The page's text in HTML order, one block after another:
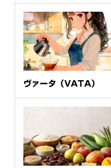
ヴァータ（VATA）